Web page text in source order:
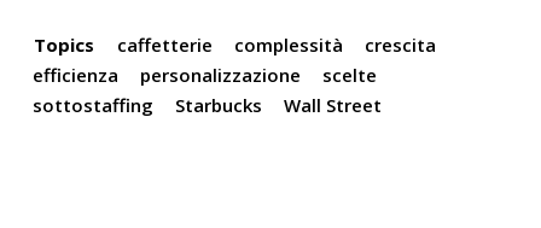
Topics caffetterie complessità
crescita
efficienza
personalizzazione
scelte
sottostaffing
Starbucks Wall Street